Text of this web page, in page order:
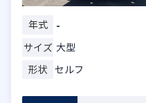
年式 -
サイズ 大型
形状 セルフ